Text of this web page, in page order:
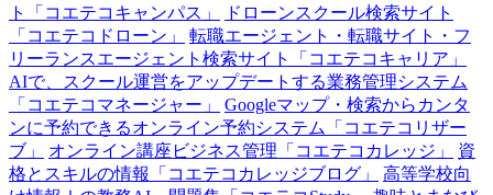
ト「コエテコキャンパス」
ドローンスクール検索サイト
「コエテコドローン」
転職エージェント・転職サイト・フ
リーランスエージェント検索サイト「コエテコキャリア」
AIで、スクール運営をアップデートする業務管理システム
「コエテコマネージャー」
Googleマップ・検索からカンタ
ンに予約できるオンライン予約システム「コエテコリザー
ブ」
オンライン講座ビジネス管理「コエテコカレッジ」
資
格とスキルの情報「コエテコカレッジブログ」
高等学校向